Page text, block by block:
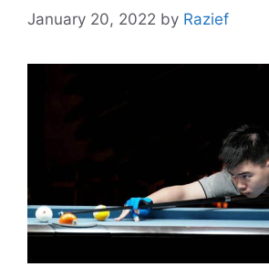
January 20, 2022 by Razief